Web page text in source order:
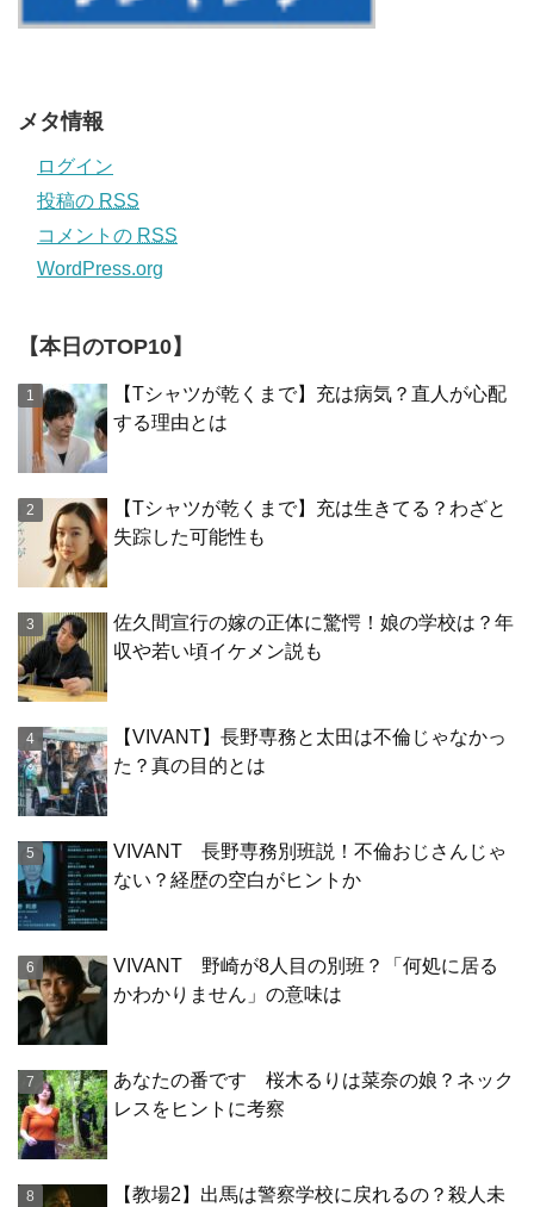
メタ情報
ログイン
投稿の RSS
コメントの RSS
WordPress.org
【本日のTOP10】
【Tシャツが乾くまで】充は病気？直人が心配
する理由とは
【Tシャツが乾くまで】充は生きてる？わざと
失踪した可能性も
佐久間宣行の嫁の正体に驚愕！娘の学校は？年
収や若い頃イケメン説も
【VIVANT】長野専務と太田は不倫じゃなかっ
た？真の目的とは
VIVANT 長野専務別班説！不倫おじさんじゃ
ない？経歴の空白がヒントか
VIVANT 野崎が8人目の別班？「何処に居る
かわかりません」の意味は
あなたの番です 桜木るりは菜奈の娘？ネック
レスをヒントに考察
【教場2】出馬は警察学校に戻れるの？殺人未